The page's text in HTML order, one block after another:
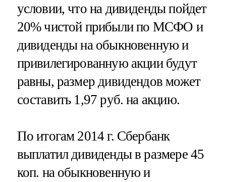
условии, что на дивиденды пойдет
20% чистой прибыли по МСФО и
дивиденды на обыкновенную и
привилегированную акции будут
равны, размер дивидендов может
составить 1,97 руб. на акцию.
По итогам 2014 г. Сбербанк
выплатил дивиденды в размере 45
коп. на обыкновенную и